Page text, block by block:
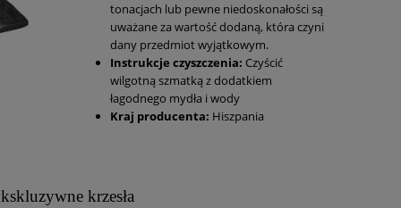
tonacjach lub pewne niedoskonałości są
uważane za wartość dodaną, która czyni
dany przedmiot wyjątkowym.
Instrukcje czyszczenia: Czyścić
wilgotną szmatką z dodatkiem
łagodnego mydła i wody
Kraj producenta: Hiszpania
krzesła